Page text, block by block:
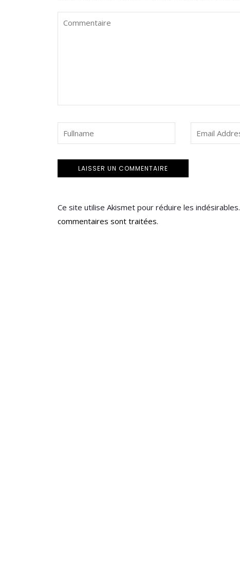
Ce site utilise Akismet pour réduire les indésirables.
commentaires sont traitées.